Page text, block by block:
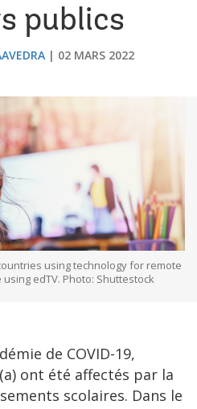
publics
02 MARS 2022
using technology for remote
edTV. Photo: Shuttestock
de COVID-19,
(a) ont été affectés par la
scolaires. Dans le